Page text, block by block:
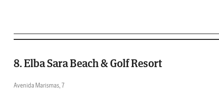
8. Elba Sara Beach & Golf Resort
Avenida Marismas, 7